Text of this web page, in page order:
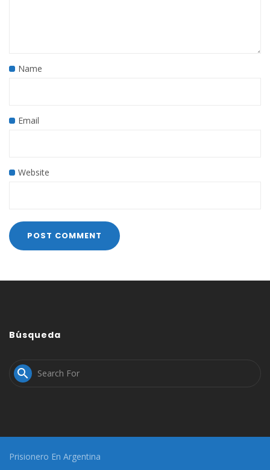
Name
Email
Website
Búsqueda

Prisionero En Argentina